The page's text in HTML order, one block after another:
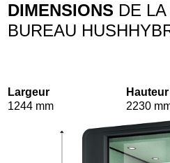
DIMENSIONS DE
BUREAU
Largeur
1244 mm
Hauteur
2230